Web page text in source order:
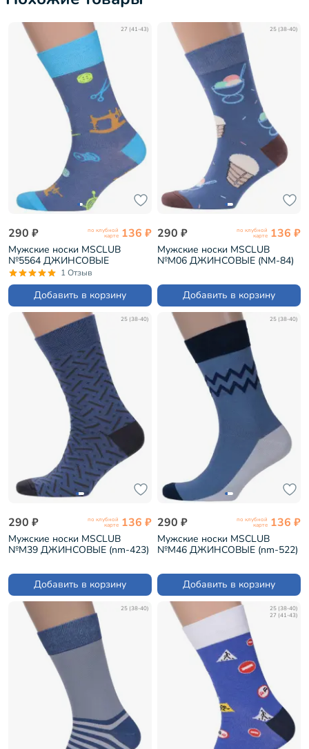
27 (41-43)
290 ₽ по клубной
карте 136 ₽
Мужские носки MSCLUB
№5564 ДЖИНСОВЫЕ
(ВиМ-60Э) 1 Отзыв
Добавить в корзину
25 (38-40)
290 ₽ по клубной
карте 136 ₽
Мужские носки MSCLUB
№М06 ДЖИНСОВЫЕ (NM-84)
Добавить в корзину
25 (38-40)
290 ₽ по клубной
карте 136 ₽
Мужские носки MSCLUB
№М39 ДЖИНСОВЫЕ (nm-423)
Добавить в корзину
25 (38-40)
290 ₽ по клубной
карте 136 ₽
Мужские носки MSCLUB
№М46 ДЖИНСОВЫЕ (nm-522)
Добавить в корзину
25 (38-40)
25 (38-40)
27 (41-43)